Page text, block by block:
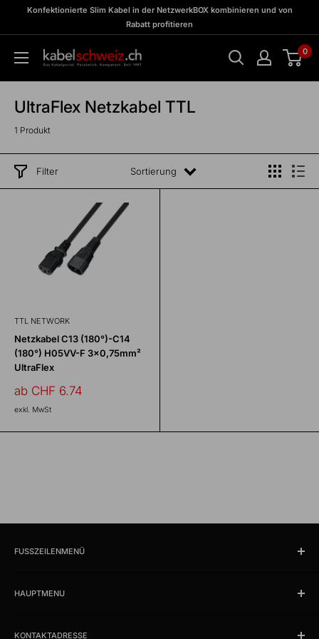
zu
BOX
Konfektionierte Slim Kabel in der NetzwerkBOX kombinieren und von
Rabatt profitieren
kabelschweiz 0
UltraFlex Netzkabel TTL
1 Produkt
Filter Sortierung
TTL NETWORK
Netzkabel C13 (180°)-C14
(180°) H05VV-F 3x0,75mm²
UltraFlex
Sonderpreis
ab CHF 6.74
exkl. MwSt
FUSSZEILENMENÜ
Öffnungszeiten und Lokalität
AGB
HAUPTMENU
KONTAKTADRESSE